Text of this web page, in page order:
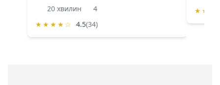
20 хвилин
4
★ ★ ★ ★ ☆ 4.5(34)
★ ★